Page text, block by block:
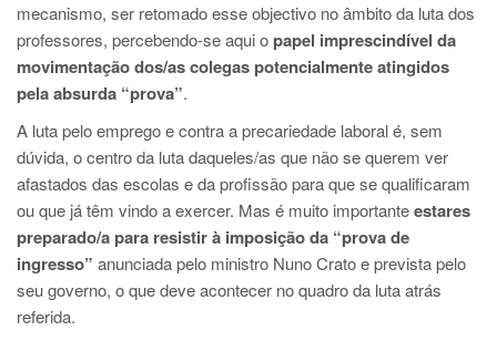
mecanismo, ser retomado esse objectivo no âmbito da luta dos
professores, percebendo-se aqui opapel imprescindível da
movimentação dos/as colegas potencialmente atingidos
pela absurda “prova”.
A luta pelo emprego e contra a precariedade laboral é, sem
dúvida, o centro da luta daqueles/as que não se querem ver
afastados das escolas e da profissão para que se qualificaram
ou que já têm vindo a exercer. Mas é muito importanteestares
preparado/a para resistir à imposição da “prova de
ingresso” anunciada pelo ministro Nuno Crato e prevista pelo
seu governo, o que deve acontecer no quadro da luta atrás
referida.